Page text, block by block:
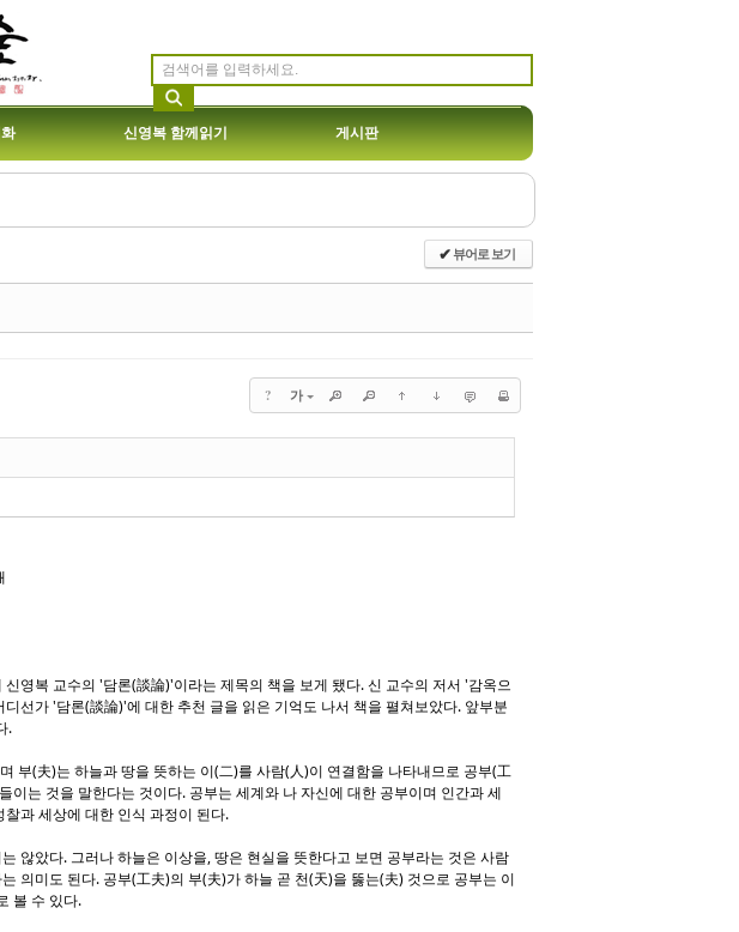
신영복 함께읽기 게시판
✔뷰어로 보기
? 가
영복 교수의 '담론(談論)'이라는 제목의 책을 보게 됐다. 신 교수의 저서 '감옥으
선가 '담론(談論)'에 대한 추천 글을 읽은 기억도 나서 책을 펼쳐보았다. 앞부분
.
부(夫)는 하늘과 땅을 뜻하는 이(二)를 사람(人)이 연결함을 나타내므로 공부(工
이는 것을 말한다는 것이다. 공부는 세계와 나 자신에 대한 공부이며 인간과 세
과 세상에 대한 인식 과정이 된다.
않았다. 그러나 하늘은 이상을, 땅은 현실을 뜻한다고 보면 공부라는 것은 사람
의미도 된다. 공부(工夫)의 부(夫)가 하늘 곧 천(天)을 뚫는(夫) 것으로 공부는 이
볼 수 있다.